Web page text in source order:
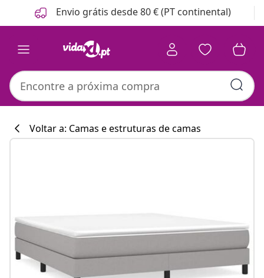
Anterior
Seguinte Envio grátis desde 80 € (PT continental)
Voltar a: Camas e estruturas de camas